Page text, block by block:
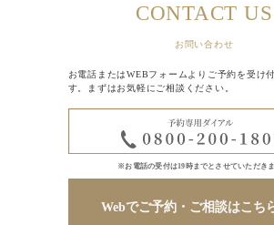
CONTACT US
お問い合わせ
お電話またはWEBフォームよりご予約を受け
す。まずはお気軽にご相談ください。
※お電話の受付は19時までとさせていただきま